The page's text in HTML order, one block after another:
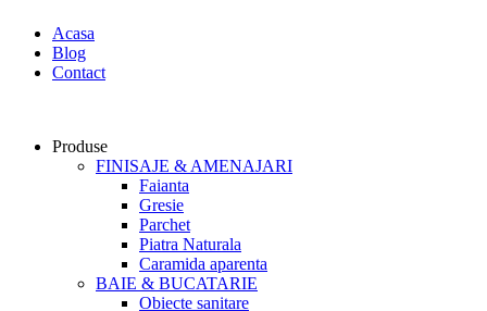
Acasa
Blog
Contact
Produse
FINISAJE & AMENAJARI
Faianta
Gresie
Parchet
Piatra Naturala
Caramida aparenta
BAIE & BUCATARIE
Obiecte sanitare